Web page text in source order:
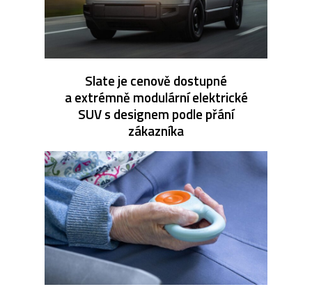
Slate je cenově dostupné
a extrémně modulární elektrické
SUV s designem podle přání
zákazníka